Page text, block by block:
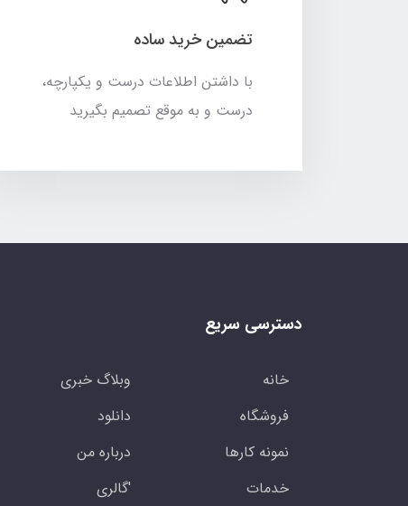
تضمین خرید ساده
با داشتن اطلاعات درست و یکپارچه،
درست و به موقع تصمیم بگیرید
دسترسی سریع
خانه
وبلاگ خبری
فروشگاه
دانلود
نمونه کارها
درباره من
خدمات
'گالری